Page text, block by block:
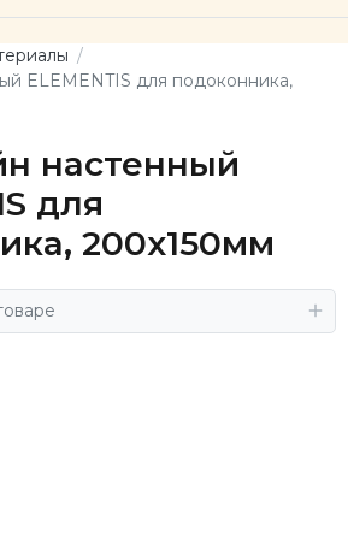
ELEMENTIS для подоконника,
настенный
для
200х150мм